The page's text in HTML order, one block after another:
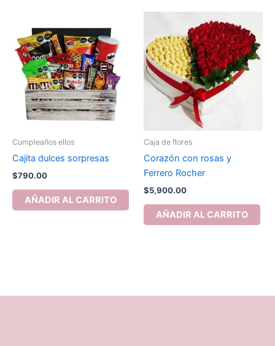
Cumpleaños ellos
Cajita dulces sorpresas
$790.00
AÑADIR AL CARRITO
Caja de flores
Corazón con rosas y
Ferrero Rocher
$5,900.00
AÑADIR AL CARRITO